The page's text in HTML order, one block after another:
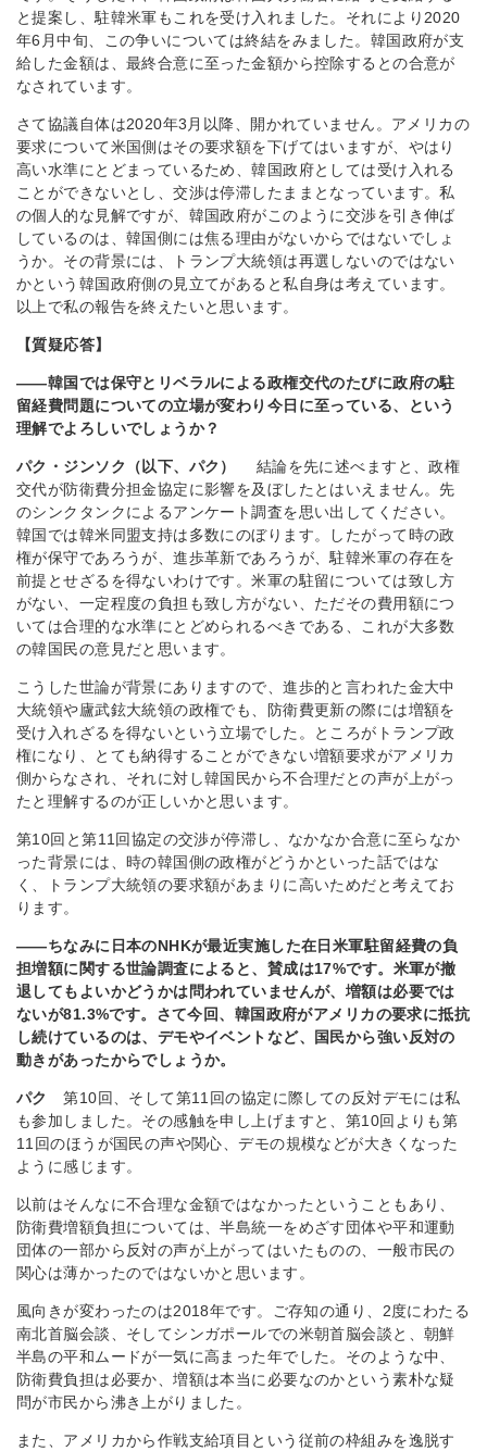
と提案し、駐韓米軍もこれを受け入れました。それにより2020
年6月中旬、この争いについては終結をみました。韓国政府が支
給した金額は、最終合意に至った金額から控除するとの合意が
なされています。
さて協議自体は2020年3月以降、開かれていません。アメリカの
要求について米国側はその要求額を下げてはいますが、やはり
高い水準にとどまっているため、韓国政府としては受け入れる
ことができないとし、交渉は停滞したままとなっています。私
の個人的な見解ですが、韓国政府がこのように交渉を引き伸ば
しているのは、韓国側には焦る理由がないからではないでしょ
うか。その背景には、トランプ大統領は再選しないのではない
かという韓国政府側の見立てがあると私自身は考えています。
以上で私の報告を終えたいと思います。
【質疑応答】
――韓国では保守とリベラルによる政権交代のたびに政府の駐
留経費問題についての立場が変わり今日に至っている、という
理解でよろしいでしょうか？
パク・ジンソク（以下、パク）
結論を先に述べますと、政権
交代が防衛費分担金協定に影響を及ぼしたとはいえません。先
のシンクタンクによるアンケート調査を思い出してください。
韓国では韓米同盟支持は多数にのぼります。したがって時の政
権が保守であろうが、進歩革新であろうが、駐韓米軍の存在を
前提とせざるを得ないわけです。米軍の駐留については致し方
がない、一定程度の負担も致し方がない、ただその費用額につ
いては合理的な水準にとどめられるべきである、これが大多数
の韓国民の意見だと思います。
こうした世論が背景にありますので、進歩的と言われた金大中
大統領や廬武鉉大統領の政権でも、防衛費更新の際には増額を
受け入れざるを得ないという立場でした。ところがトランプ政
権になり、とても納得することができない増額要求がアメリカ
側からなされ、それに対し韓国民から不合理だとの声が上がっ
たと理解するのが正しいかと思います。
第10回と第11回協定の交渉が停滞し、なかなか合意に至らなか
った背景には、時の韓国側の政権がどうかといった話ではな
く、トランプ大統領の要求額があまりに高いためだと考えてお
ります。
――ちなみに日本のNHKが最近実施した在日米軍駐留経費の負
担増額に関する世論調査によると、賛成は17%です。米軍が撤
退してもよいかどうかは問われていませんが、増額は必要では
ないが81.3%です。さて今回、韓国政府がアメリカの要求に抵抗
し続けているのは、デモやイベントなど、国民から強い反対の
動きがあったからでしょうか。
パク
第10回、そして第11回の協定に際しての反対デモには私
も参加しました。その感触を申し上げますと、第10回よりも第
11回のほうが国民の声や関心、デモの規模などが大きくなった
ように感じます。
以前はそんなに不合理な金額ではなかったということもあり、
防衛費増額負担については、半島統一をめざす団体や平和運動
団体の一部から反対の声が上がってはいたものの、一般市民の
関心は薄かったのではないかと思います。
風向きが変わったのは2018年です。ご存知の通り、2度にわたる
南北首脳会談、そしてシンガポールでの米朝首脳会談と、朝鮮
半島の平和ムードが一気に高まった年でした。そのような中、
防衛費負担は必要か、増額は本当に必要なのかという素朴な疑
問が市民から沸き上がりました。
また、アメリカから作戦支給項目という従前の枠組みを逸脱す